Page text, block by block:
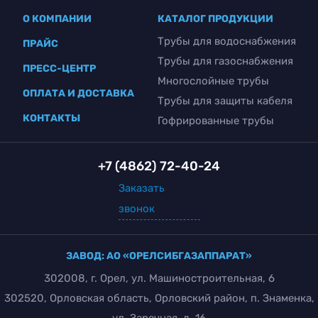
О КОМПАНИИ
ПРАЙС
ПРЕСС-ЦЕНТР
ОПЛАТА И ДОСТАВКА
КОНТАКТЫ
КАТАЛОГ ПРОДУКЦИИ
Трубы для водоснабжения
Трубы для газоснабжения
Многослойные трубы
Трубы для защиты кабеля
Гофрированные трубы
ЗАВОД: АО «ОРЕЛСИБГАЗАППАРАТ»
302008, г. Орел, ул. Машиностроительная, 6
302520, Орловская область, Орловский район, п. Знаменка,
+7 (4862) 72-40-24
Заказать
звонок